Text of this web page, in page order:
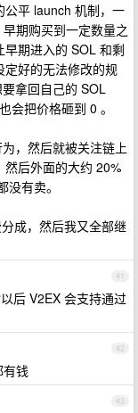
公平 launch 机制，一
期购买到一定数量之
期进入的 SOL 和剩
好的无法修改的规
拿回自己的 SOL
会把价格砸到 0 。
，然后就被关注链上
后外面的大约 20%
有卖。
成，然后我又全部继
41
后 V2EX 会支持通过
42
有钱
43